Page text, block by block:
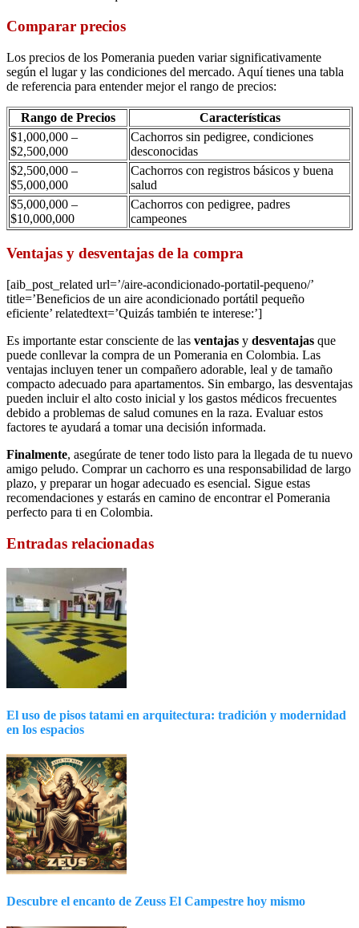
Comparar precios
Los precios de los Pomerania pueden variar significativamente
según el lugar y las condiciones del mercado. Aquí tienes una tabla
de referencia para entender mejor el rango de precios:
Rango de Precios
Características
$1,000,000 –
$2,500,000
Cachorros sin pedigree, condiciones
desconocidas
$2,500,000 –
$5,000,000
Cachorros con registros básicos y buena
salud
$5,000,000 –
$10,000,000
Cachorros con pedigree, padres
campeones
Ventajas y desventajas de la compra
[aib_post_related url=’/aire-acondicionado-portatil-pequeno/’
title=’Beneficios de un aire acondicionado portátil pequeño
eficiente’ relatedtext=’Quizás también te interese:’]
Es importante estar consciente de las ventajas y desventajas que
puede conllevar la compra de un Pomerania en Colombia. Las
ventajas incluyen tener un compañero adorable, leal y de tamaño
compacto adecuado para apartamentos. Sin embargo, las desventajas
pueden incluir el alto costo inicial y los gastos médicos frecuentes
debido a problemas de salud comunes en la raza. Evaluar estos
factores te ayudará a tomar una decisión informada.
Finalmente, asegúrate de tener todo listo para la llegada de tu nuevo
amigo peludo. Comprar un cachorro es una responsabilidad de largo
plazo, y preparar un hogar adecuado es esencial. Sigue estas
recomendaciones y estarás en camino de encontrar el Pomerania
perfecto para ti en Colombia.
Entradas relacionadas
El uso de pisos tatami en arquitectura: tradición y modernidad
en los espacios
Descubre el encanto de Zeuss El Campestre hoy mismo